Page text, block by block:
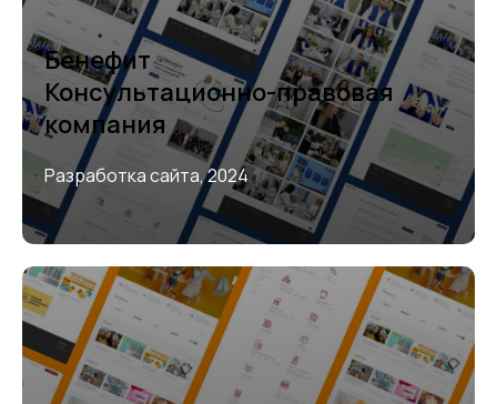
Бенефит
Консультационно-правовая
компания
Разработка сайта, 2024